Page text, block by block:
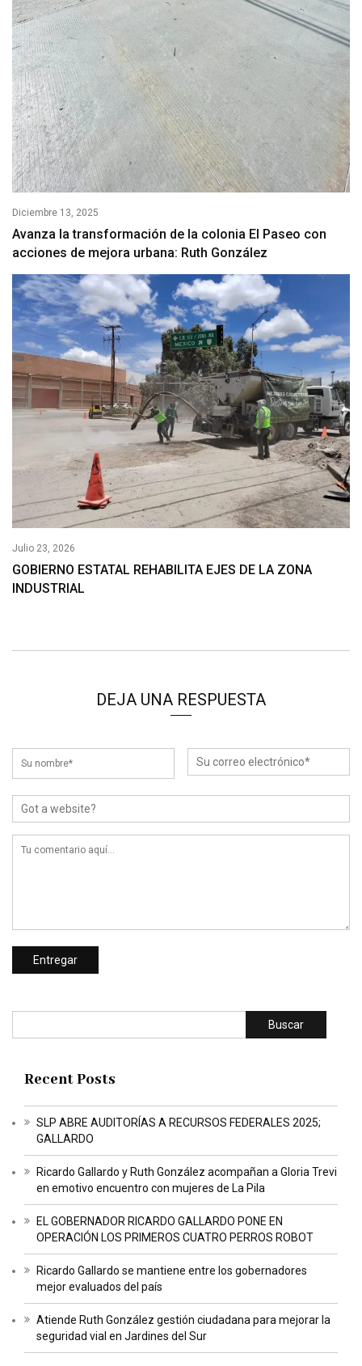
Diciembre 13, 2025
Avanza la transformación de la colonia El Paseo con
acciones de mejora urbana: Ruth González
Julio 23, 2026
GOBIERNO ESTATAL REHABILITA EJES DE LA ZONA
INDUSTRIAL
DEJA UNA RESPUESTA
Buscar
Recent Posts
SLP ABRE AUDITORÍAS A RECURSOS FEDERALES 2025;
GALLARDO
Ricardo Gallardo y Ruth González acompañan a Gloria Trevi
en emotivo encuentro con mujeres de La Pila
EL GOBERNADOR RICARDO GALLARDO PONE EN
OPERACIÓN LOS PRIMEROS CUATRO PERROS ROBOT
Ricardo Gallardo se mantiene entre los gobernadores
mejor evaluados del país
Atiende Ruth González gestión ciudadana para mejorar la
seguridad vial en Jardines del Sur